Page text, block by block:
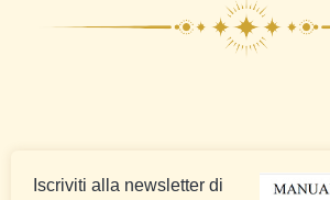
Iscriviti alla newsletter di